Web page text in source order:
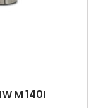
M 140I